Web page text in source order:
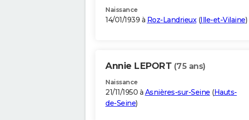
Naissance
14/01/1939 à Roz-Landrieux(Ille-et-Vilaine)
Annie LEPORT (75 ans)
Naissance
21/11/1950 à Asnières-sur-Seine (Hauts-
de-Seine)